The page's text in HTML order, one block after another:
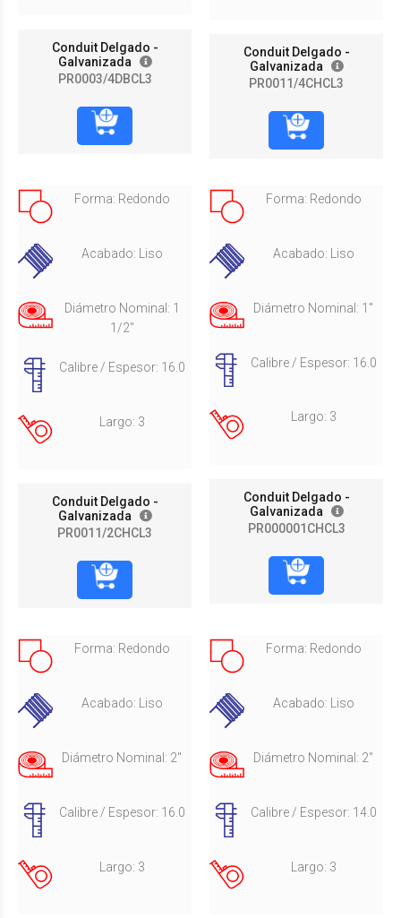
Conduit Delgado -
Galvanizada
PR0003/4DBCL3
Conduit Delgado -
Galvanizada
PR0011/4CHCL3
Forma: Redondo
Acabado: Liso
Diámetro Nominal: 1
1/2"
Calibre / Espesor: 16.0
Largo: 3
Conduit Delgado -
Galvanizada
PR0011/2CHCL3
Forma: Redondo
Acabado: Liso
Diámetro Nominal: 1"
Calibre / Espesor: 16.0
Largo: 3
Conduit Delgado -
Galvanizada
PR000001CHCL3
Forma: Redondo
Acabado: Liso
Diámetro Nominal: 2"
Calibre / Espesor: 16.0
Largo: 3
Forma: Redondo
Acabado: Liso
Diámetro Nominal: 2"
Calibre / Espesor: 14.0
Largo: 3